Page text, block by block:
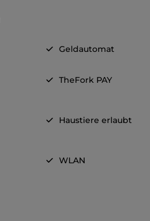
Geldautomat
TheFork PAY
Haustiere erlaubt
WLAN